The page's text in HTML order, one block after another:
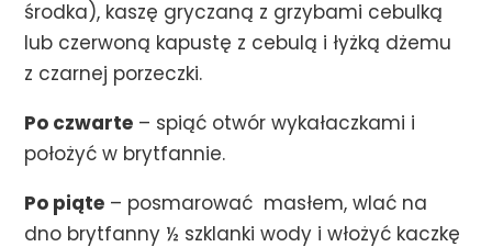
środka), kaszę gryczaną z grzybami cebulką
lub czerwoną kapustę z cebulą i łyżką dżemu
z czarnej porzeczki.
Po czwarte – spiąć otwór wykałaczkami i
położyć w brytfannie.
Po piąte – posmarować masłem, wlać na
dno brytfanny ½ szklanki wody i włożyć kaczkę